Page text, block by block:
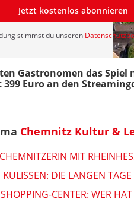
Jetzt kostenlos abonnieren
stimmst du unseren
Gastronomen das Spiel
399 Euro an den
Chemnitz Kultur &
MIT
DIE LANGEN
CENTER: WER